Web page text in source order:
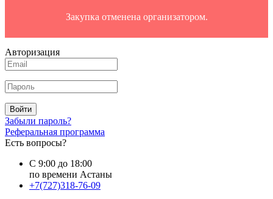
Закупка отменена организатором.
Авторизация
Войти
Забыли пароль?
Реферальная программа
Есть вопросы?
С 9:00 до 18:00
по времени Астаны
+7(727)318-76-09